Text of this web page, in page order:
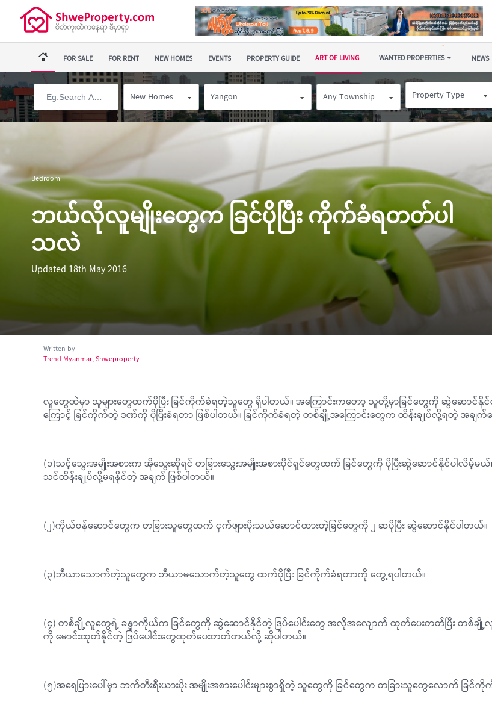
FOR SALE FOR RENT NEW HOMES EVENTS PROPERTY GUIDE ART OF LIVING WANTED PROPERTIES NEWS
New Homes Yangon Any Township Property Type
Bedroom
ဘယ်လိုလူမျိုးတွေက ခြင်ပိုပြီး ကိုက်ခံရတတ်ပါ
သလဲ
Updated 18th May 2016
Written by
Trend Myanmar, Shweproperty
လူတွေထဲမှာ သူများတွေထက်ပိုပြီး ခြင်ကိုက်ခံရတဲ့သူတွေ ရှိပါတယ်။ အကြောင်းကတော့ သူတို့မှာခြင်တွေကို ဆွဲဆောင်
ကြောင့် ခြင်ကိုက်တဲ့ ဒဏ်ကို ပိုပြီးခံရတာ ဖြစ်ပါတယ်။ ခြင်ကိုက်ခံရတဲ့ တစ်ချို့အကြောင်းတွေက ထိန်းချုပ်လို့ရတဲ့ အချက်
(၁)သင့်သွေးအမျိုးအစားက အိုသွေးဆိုရင် တခြားသွေးအမျိုးအစားပိုင်ရှင်တွေထက် ခြင်တွေကို ပိုပြီးဆွဲဆောင်နိုင်ပါလိမ့်မ
သင်ထိန်းချုပ်လို့မရနိုင်တဲ့ အချက် ဖြစ်ပါတယ်။
(၂)ကိုယ်ဝန်ဆောင်တွေက တခြားသူတွေထက် ငှက်ဖျားပိုးသယ်ဆောင်ထားတဲ့ခြင်တွေကို ၂ ဆပိုပြီး ဆွဲဆောင်နိုင်ပါတယ်။
(၃)ဘီယာသောက်တဲ့သူတွေက ဘီယာမသောက်တဲ့သူတွေ ထက်ပိုပြီး ခြင်ကိုက်ခံရတာကို တွေ့ရပါတယ်။
(၄) တစ်ချို့လူတွေရဲ့ ခန္ဓာကိုယ်က ခြင်တွေကို ဆွဲဆောင်နိုင်တဲ့ ဒြပ်ပေါင်းတွေ အလိုအလျောက် ထုတ်ပေးတတ်ပြီး တစ်ခ
ကို မောင်းထုတ်နိုင်တဲ့ ဒြပ်ပေါင်းတွေထုတ်ပေးတတ်တယ်လို့ ဆိုပါတယ်။
(၅)အရေပြားပေါ်မှာ ဘက်တီးရီးယားပိုး အမျိုးအစားပေါင်းများစွာရှိတဲ့ သူတွေကို ခြင်တွေက တခြားသူတွေလောက် ခြင်ကို